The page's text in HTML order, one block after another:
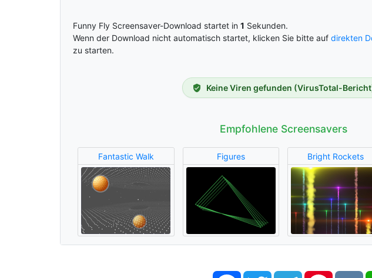
Funny Fly Screensaver-Download startet in 0 Sekunden.
Wenn der Download nicht automatisch startet, klicken Sie bitte auf direkten
zu starten.
Keine Viren gefunden (VirusTotal-
Empfohlene Screensavers
Fantastic Walk Figures Bright Rockets